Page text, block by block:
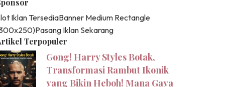
Iklan TersediaBanner Medium Rectangle
Pasang Iklan Sekarang
Terpopuler
Gong! Harry Styles Botak,
Transformasi Rambut Ikonik
yang Bikin Heboh! Mana Gaya